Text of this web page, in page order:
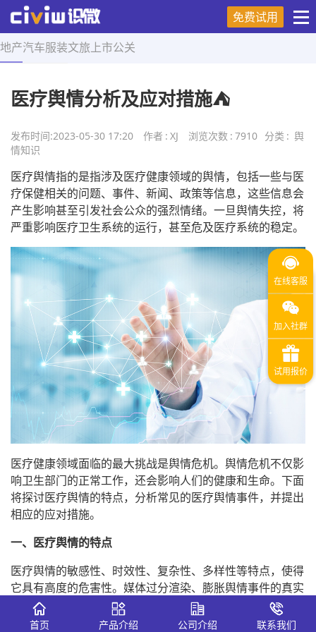
免费试用
地产汽车服装文旅 上市公关
首页 > 舆情知识 > 正文
医疗舆情分析及应对措施⛺
发布时间:2023-05-30 17:20 作者 : XJ 浏览次数 : 7910 分类 : 舆
情知识
医疗舆情指的是指涉及医疗健康领域的舆情，包括一些与医
疗保健相关的问题、事件、新闻、政策等信息，这些信息会
产生影响甚至引发社会公众的强烈情绪。一旦舆情失控，将
严重影响医疗卫生系统的运行，甚至危及医疗系统的稳定。
医疗健康领域面临的最大挑战是舆情危机。舆情危机不仅影
响卫生部门的正常工作，还会影响人们的健康和生命。下面
将探讨医疗舆情的特点，分析常见的医疗舆情事件，并提出
相应的应对措施。
一、医疗舆情的特点
医疗舆情的敏感性、时效性、复杂性、多样性等特点，使得
它具有高度的危害性。媒体过分渲染、膨胀舆情事件的真实
性抑或虚假性造假舆情，会导致社会公众信任度和对医疗卫
生系统的认可度降低。
首页 产品介绍 公司介绍 联系我们